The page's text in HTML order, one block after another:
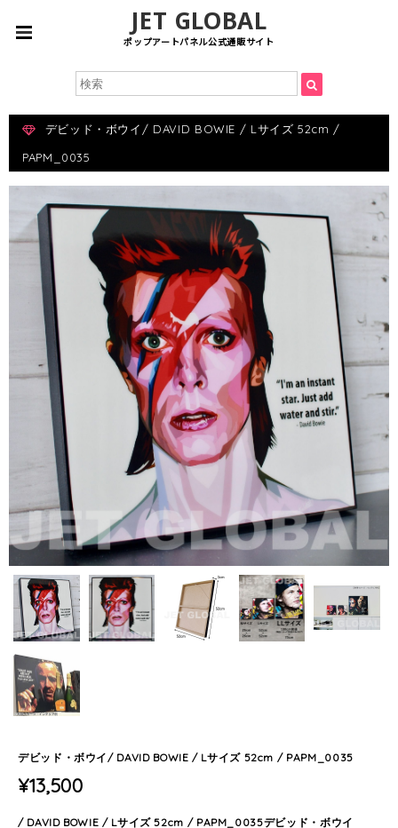
JET GLOBAL
ポップアートパネル公式通販サイト
デビッド・ボウイ/ DAVID BOWIE / Lサイズ 52cm /
PAPM_0035
デビッド・ボウイ/ DAVID BOWIE / Lサイズ 52cm / PAPM_0035
¥13,500
/ DAVID BOWIE / Lサイズ 52cm / PAPM_0035デビッド・ボウイ